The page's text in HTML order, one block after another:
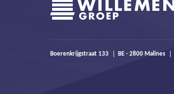
Boerenkrijgstraat 133 BE - 2800 Malines